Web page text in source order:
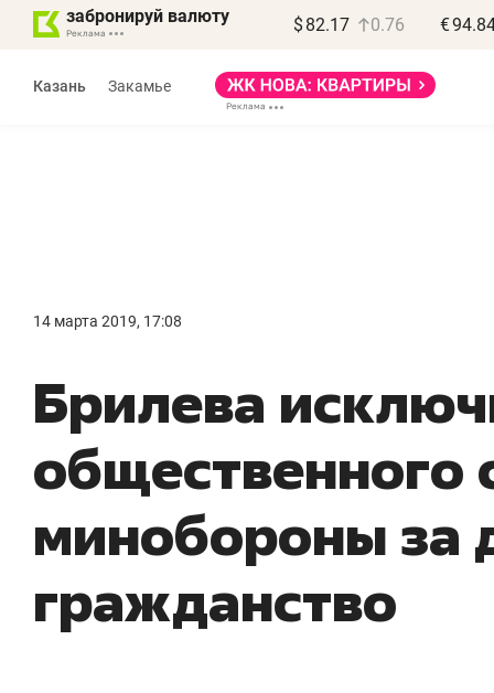
забронируй валюту $ 82.17 0.76 €
Казань Закамье
14 марта 2019, 17:08
Брилева
общественного
минобороны за
гражданство
правил, бизнес может
потерять минимум
Как бизнесу выйти на зарубежные
рынки, почему надо знать аксакалов и
чем интересен Оман?